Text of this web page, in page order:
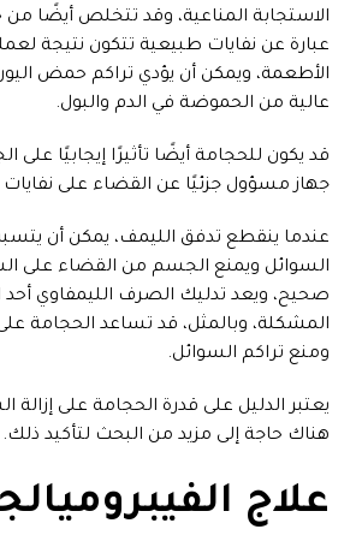
الاستجابة المناعية، وقد تتخلص أيضًا
عبارة عن نفايات طبيعية تتكون نتيجة
الأطعمة، ويمكن أن يؤدي تراكم حمض
عالية من الحموضة في الدم والبول.
قد يكون للحجامة أيضًا تأثيرًا إيجابيًا على
جهاز مسؤول جزئيًا عن القضاء على
عندما ينقطع تدفق الليمف، يمكن أن
السوائل ويمنع الجسم من القضاء على
صحيح، ويعد تدليك الصرف الليمفاوي أحد
المشكلة، وبالمثل، قد تساعد الحجامة
ومنع تراكم السوائل.
يعتبر الدليل على قدرة الحجامة على إزالة
هناك حاجة إلى مزيد من البحث لتأكيد ذلك.
علاج